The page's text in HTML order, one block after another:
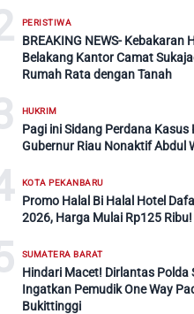
PERISTIWA
BREAKING NEWS- Kebakaran
Belakang Kantor Camat
Rumah Rata dengan Tanah
HUKRIM
Pagi ini Sidang Perdana Kasus
Gubernur Riau Nonaktif Abdul
KOTA PEKANBARU
Promo Halal Bi Halal Hotel
2026, Harga Mulai Rp125 Ribu!
SUMATERA BARAT
Hindari Macet! Dirlantas Polda
Ingatkan Pemudik One Way
Bukittinggi